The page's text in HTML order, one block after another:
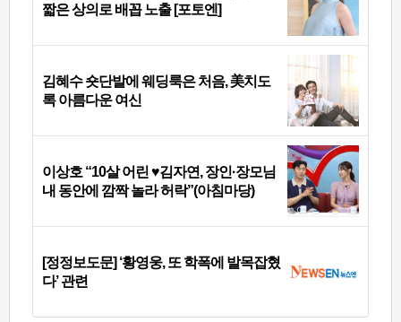
짧은 상의로 배꼽 노출 [포토엔]
김혜수 숏단발에 웨딩룩은 처음, 美치도
록 아름다운 여신
이상호 “10살 어린 ♥김자연, 장인·장모님
내 동안에 깜짝 놀라 허락”(아침마당)
[정정보도문] ‘황영웅, 또 학폭에 발목잡혔
다’ 관련